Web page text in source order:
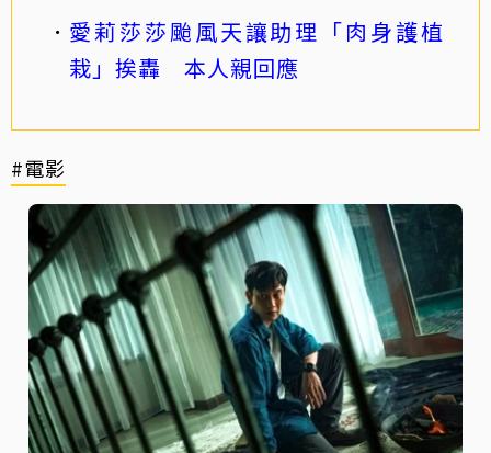
愛莉莎莎颱風天讓助理「肉身護植
栽」挨轟 本人親回應
#電影